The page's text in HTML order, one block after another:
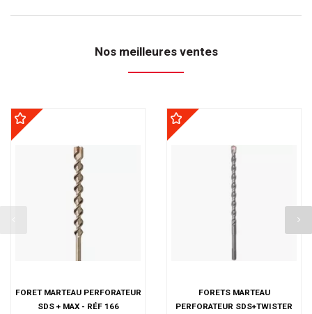
Nos meilleures ventes
FORET MARTEAU PERFORATEUR
SDS + MAX - RÉF 166
FORETS MARTEAU
PERFORATEUR SDS+TWISTER